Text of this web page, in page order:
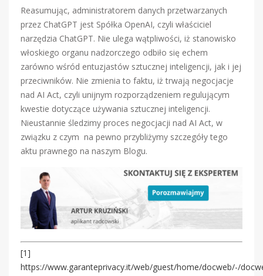
Reasumując, administratorem danych przetwarzanych
przez ChatGPT jest Spółka OpenAI, czyli właściciel
narzędzia ChatGPT. Nie ulega wątpliwości, iż stanowisko
włoskiego organu nadzorczego odbiło się echem
zarówno wśród entuzjastów sztucznej inteligencji, jak i jej
przeciwników. Nie zmienia to faktu, iż trwają negocjacje
nad AI Act, czyli unijnym rozporządzeniem regulującym
kwestie dotyczące używania sztucznej inteligencji.
Nieustannie śledzimy proces negocjacji nad AI Act, w
związku z czym na pewno przybliżymy szczegóły tego
aktu prawnego na naszym Blogu.
[1]
https://www.garanteprivacy.it/web/guest/home/docweb/-/